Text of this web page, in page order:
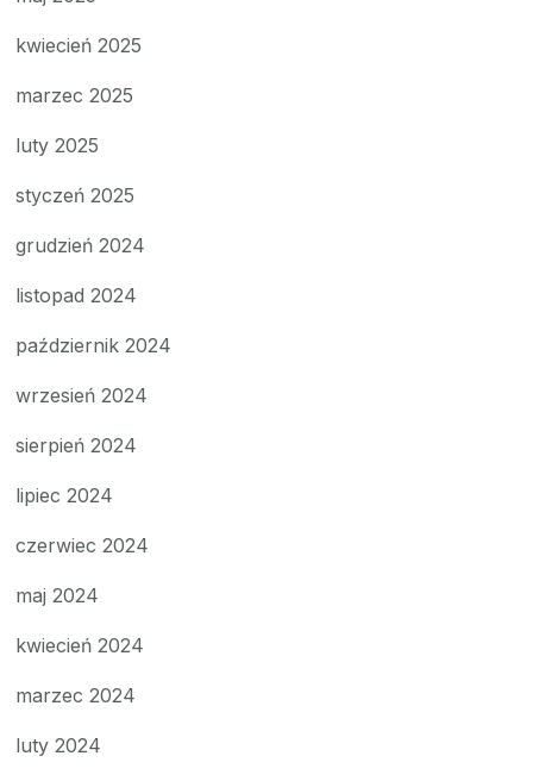
kwiecień 2025
marzec 2025
luty 2025
styczeń 2025
grudzień 2024
listopad 2024
październik 2024
wrzesień 2024
sierpień 2024
lipiec 2024
czerwiec 2024
maj 2024
kwiecień 2024
marzec 2024
luty 2024